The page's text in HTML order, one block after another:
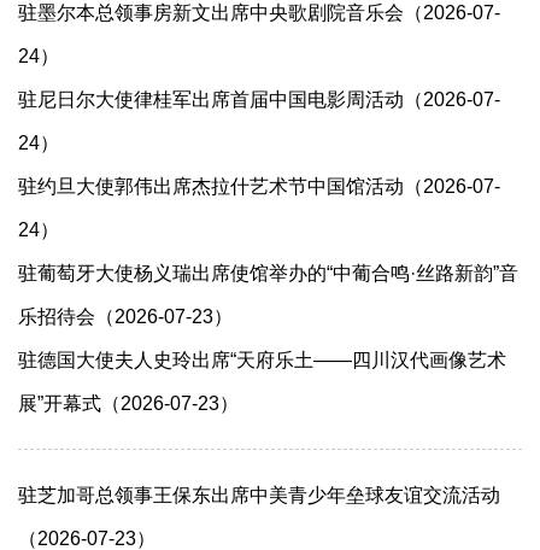
驻墨尔本总领事房新文出席中央歌剧院音乐会（2026-07-
24）
驻尼日尔大使律桂军出席首届中国电影周活动（2026-07-
24）
驻约旦大使郭伟出席杰拉什艺术节中国馆活动（2026-07-
24）
驻葡萄牙大使杨义瑞出席使馆举办的“中葡合鸣·丝路新韵”音
乐招待会（2026-07-23）
驻德国大使夫人史玲出席“天府乐土——四川汉代画像艺术
展”开幕式（2026-07-23）
驻芝加哥总领事王保东出席中美青少年垒球友谊交流活动
（2026-07-23）